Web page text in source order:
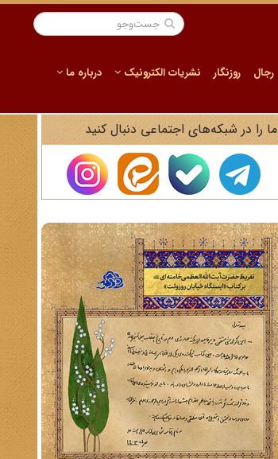
رجال روزنگار نشریات الکترونیک درباره ما
ما را در شبکه‌های اجتماعی دنبال کنید